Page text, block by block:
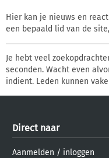
Hier kan je nieuws en
een bepaald lid van de
Je hebt veel
seconden. Wacht even
indient. Leden kunnen
Direct naar
Aanmelden / inloggen